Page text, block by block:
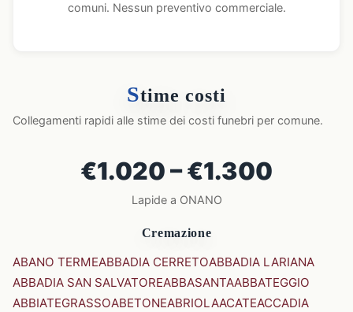
comuni. Nessun preventivo commerciale.
Stime costi
Collegamenti rapidi alle stime dei costi funebri per comune.
€1.020 – €1.300
Lapide a ONANO
Cremazione
ABANO TERMEABBADIA CERRETOABBADIA LARIANA
ABBADIA SAN SALVATOREABBASANTAABBATEGGIO
ABBIATEGRASSOABETONEABRIOLAACATEACCADIA